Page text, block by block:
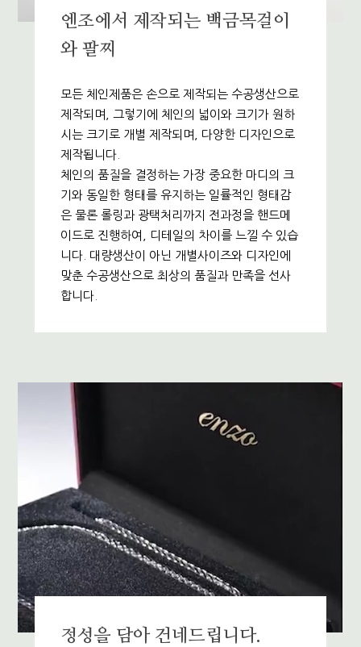
엔조에서 제작되는 백금목걸이
와 팔찌
모든 체인제품은 손으로 제작되는 수공생산으로
제작되며, 그렇기에 체인의 넓이와 크기가 원하
시는 크기로 개별 제작되며, 다양한 디자인으로
제작됩니다.
체인의 품질을 결정하는 가장 중요한 마디의 크
기와 동일한 형태를 유지하는 일률적인 형태감
은 물론 롤링과 광택처리까지 전과정을 핸드메
이드로 진행하여, 디테일의 차이를 느낄 수 있습
니다. 대량생산이 아닌 개별사이즈와 디자인에
맞춘 수공생산으로 최상의 품질과 만족을 선사
합니다.
정성을 담아 건네드립니다.